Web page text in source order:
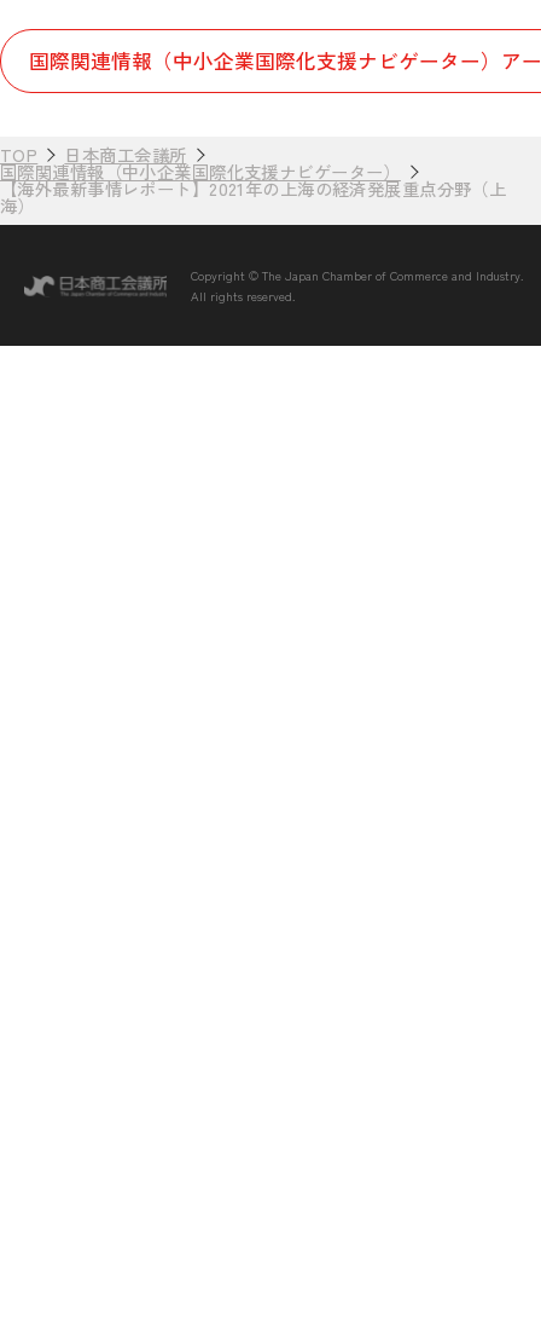
国際関連情報（中小企業国際化支援ナビゲーター）ア
TOP 日本商工会議所
国際関連情報（中小企業国際化支援ナビゲーター）
【海外最新事情レポート】2021年の上海の経済発展重点分野（上
海）
Copyright © The Japan Chamber of Commerce and Industry.
All rights reserved.